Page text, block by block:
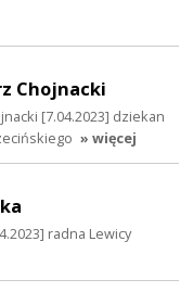
Chojnacki
[7.04.2023] dziekan
» więcej
radna Lewicy